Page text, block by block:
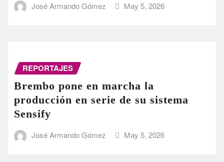
José Armando Gómez May 5, 2026
REPORTAJES
Brembo pone en marcha la
producción en serie de su sistema
Sensify
José Armando Gómez May 5, 2026